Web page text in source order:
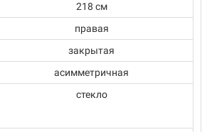
218 см
правая
закрытая
асимметричная
стекло